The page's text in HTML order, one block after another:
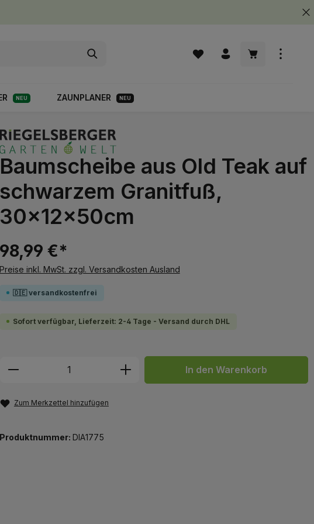
Warenkorb
NEU ZAUNPLANER NEU
Baumscheibe aus Old Teak auf
schwarzem Granitfuß,
30x12x50cm
98,99 €*
Preise inkl. MwSt. zzgl. Versandkosten Ausland
🇩🇪 versandkostenfrei
Sofort verfügbar, Lieferzeit: 2-4 Tage - Versand durch DHL
Produkt Anzahl: Gib den gewünschten Wert
In den Warenkorb
Zum Merkzettel hinzufügen
Produktnummer: DIA1775